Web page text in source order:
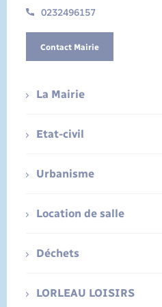
0232496157
Contact Mairie
La Mairie
Etat-civil
Urbanisme
Location de salle
Déchets
LORLEAU LOISIRS